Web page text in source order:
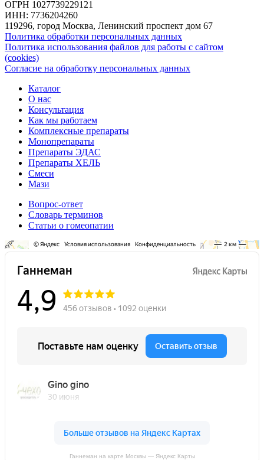
ОГРН 1027739229121
ИНН: 7736204260
119296, город Москва, Ленинский проспект дом 67
Политика обработки персональных данных
Политика использования файлов для работы с сайтом
(cookies)
Согласие на обработку персональных данных
Каталог
О нас
Консультация
Как мы работаем
Комплексные препараты
Монопрепараты
Препараты ЭДАС
Препараты ХЕЛЬ
Смеси
Мази
Вопрос-ответ
Словарь терминов
Статьи о гомеопатии
Ганнеман на карте Москвы — Яндекс Карты